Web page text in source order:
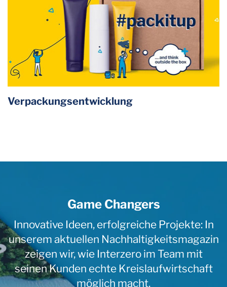
Verpackungsentwicklung
Game Changers
Innovative Ideen, erfolgreiche Projekte: In
unserem aktuellen Nachhaltigkeitsmagazin
zeigen wir, wie Interzero im Team mit
seinen Kunden echte Kreislaufwirtschaft
möglich macht.